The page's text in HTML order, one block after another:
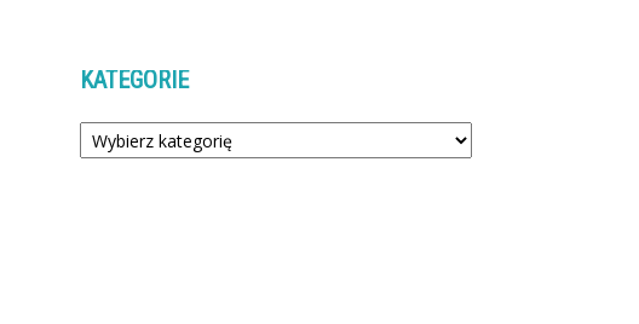
KATEGORIE
Kategorie